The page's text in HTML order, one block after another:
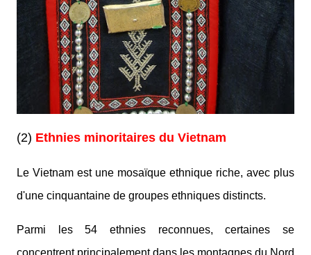
(2) Ethnies minoritaires du Vietnam
Le Vietnam est une mosaïque ethnique riche, avec plus
d'une cinquantaine de groupes ethniques distincts.
Parmi les 54 ethnies reconnues, certaines se